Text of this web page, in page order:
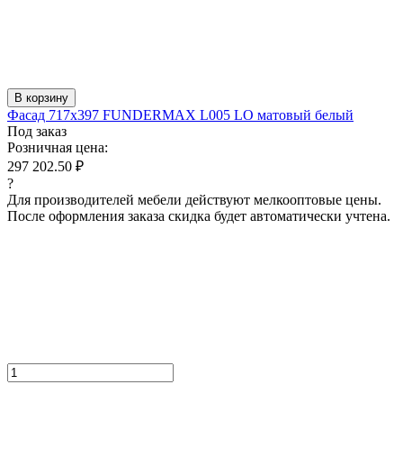
В корзину
Фасад 717x397 FUNDERMAX L005 LO матовый белый
Под заказ
Розничная цена:
297 202.50 ₽
?
Для производителей мебели действуют мелкооптовые цены.
После оформления заказа скидка будет автоматически учтена.